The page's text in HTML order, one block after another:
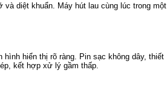
diệt khuẩn. Máy hút lau cùng lúc trong một
hiển thị rõ ràng. Pin sạc không dây, thiết
kết hợp xử lý gầm thấp.